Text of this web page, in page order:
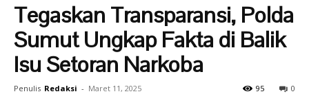
Tegaskan Transparansi, Polda
Sumut Ungkap Fakta di Balik
Isu Setoran Narkoba
Penulis Redaksi - Maret 11, 2025 0
95